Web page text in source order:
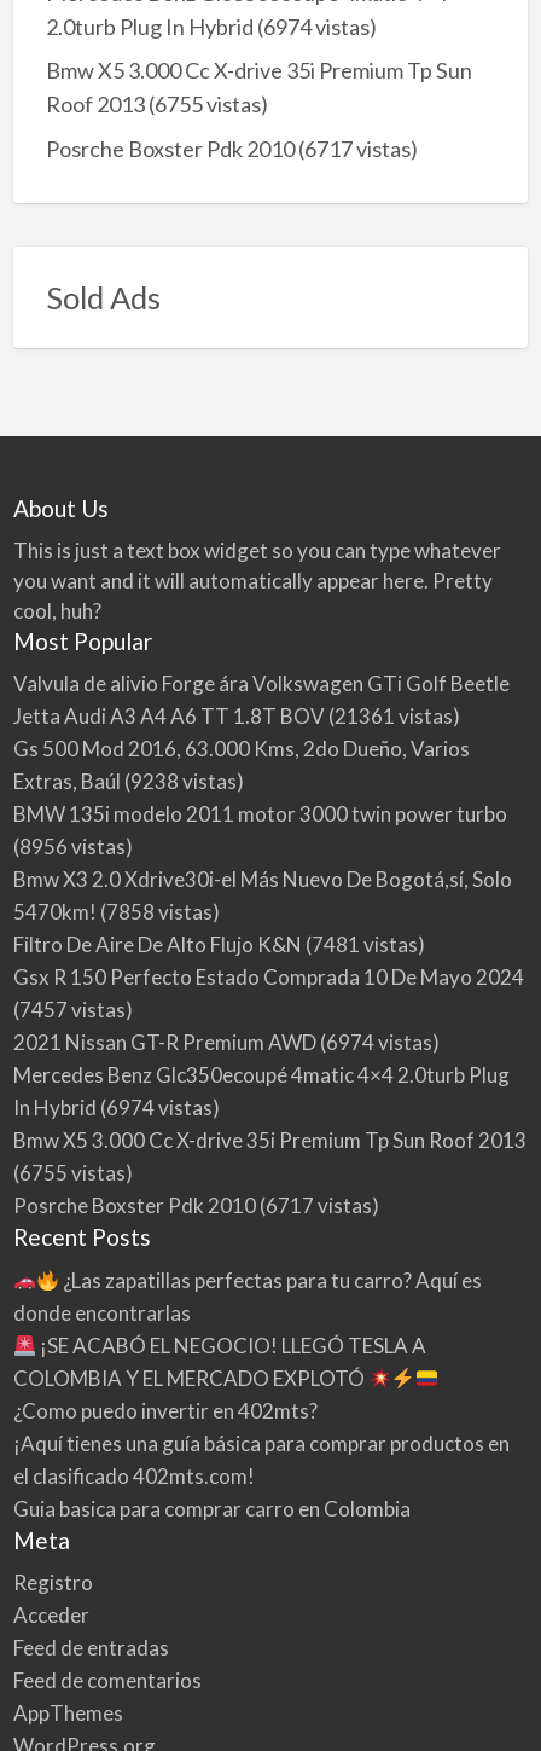
2.0turb Plug In Hybrid (6974 vistas)
Bmw X5 3.000 Cc X-drive 35i Premium Tp Sun
Roof 2013(6755 vistas)
Posrche Boxster Pdk 2010(6717 vistas)
Sold Ads
About Us
This is just a text box widget so you can type whatever
you want and it will automatically appear here. Pretty
cool, huh?
Most Popular
Valvula de alivio Forge ára Volkswagen GTi Golf Beetle
Jetta Audi A3 A4 A6 TT 1.8T BOV(21361 vistas)
Gs 500 Mod 2016, 63.000 Kms, 2do Dueño, Varios
Extras, Baúl (9238 vistas)
BMW 135i modelo 2011 motor 3000 twin power turbo
(8956 vistas)
Bmw X3 2.0 Xdrive30i-el Más Nuevo De Bogotá,sí, Solo
5470km! (7858 vistas)
Filtro De Aire De Alto Flujo K&N (7481 vistas)
Gsx R 150 Perfecto Estado Comprada 10 De Mayo 2024
(7457 vistas)
2021 Nissan GT-R Premium AWD(6974 vistas)
Mercedes Benz Glc350ecoupé 4matic 4×4 2.0turb Plug
In Hybrid (6974 vistas)
Bmw X5 3.000 Cc X-drive 35i Premium Tp Sun Roof 2013
(6755 vistas)
Posrche Boxster Pdk 2010(6717 vistas)
Recent Posts
¿Las zapatillas perfectas para tu carro? Aquí es
donde encontrarlas
¡SE ACABÓ EL NEGOCIO! LLEGÓ TESLA A
COLOMBIA Y EL MERCADO EXPLOTÓ
¿Como puedo invertir en 402mts?
¡Aquí tienes una guía básica para comprar productos en
el clasificado 402mts.com!
Guia basica para comprar carro en Colombia
Meta
Registro
Acceder
Feed de entradas
Feed de comentarios
AppThemes